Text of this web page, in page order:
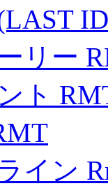
リー
ト
イン